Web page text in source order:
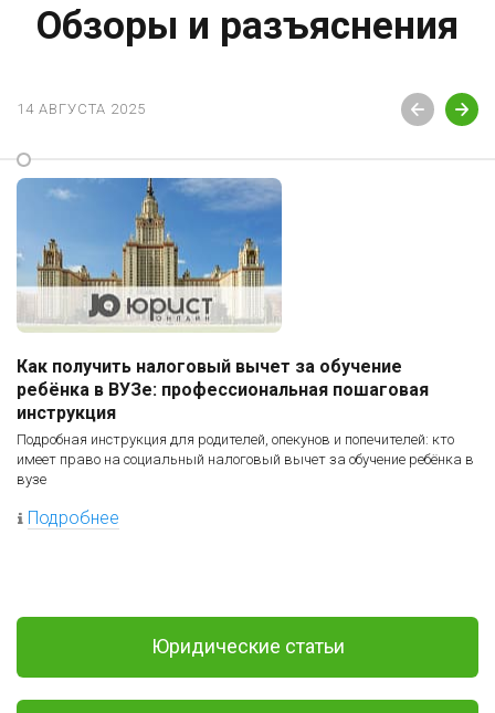
Обзоры и разъяснения
14 АВГУСТА 2025
Как получить налоговый вычет за обучение
ребёнка в ВУЗе: профессиональная пошаговая
инструкция
Подробная инструкция для родителей, опекунов и попечителей: кто
имеет право на социальный налоговый вычет за обучение ребёнка в
вузе
Подробнее
Юридические статьи